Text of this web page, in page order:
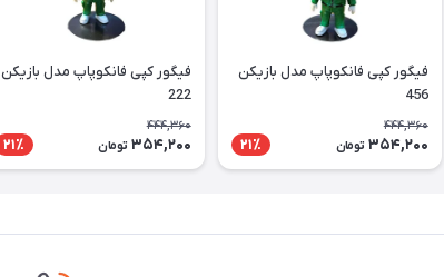
فیگور کپی فانکوپاپ مدل بازیکن
456
444,360
354,200 تومان 21٪
فیگور کپی فانکوپاپ مدل بازیکن
222
444,360
354,200 تومان 21٪